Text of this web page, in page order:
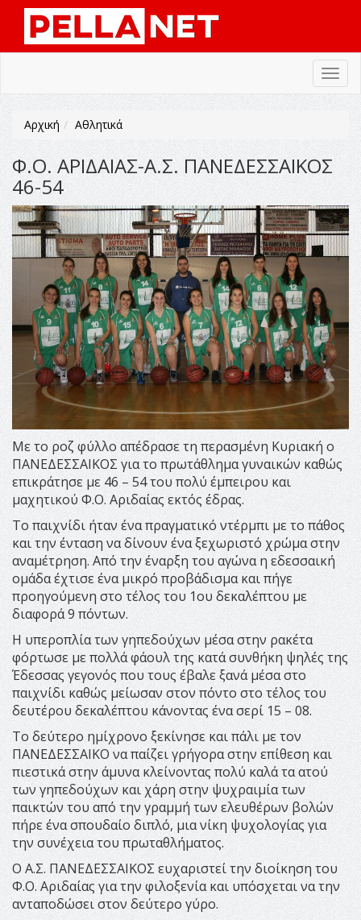
Αρχική Αθλητικά
Φ.Ο. ΑΡΙΔΑΙΑΣ-Α.Σ. ΠΑΝΕΔΕΣΣΑΙΚΟΣ
46-54
Με το ροζ φύλλο απέδρασε τη περασμένη Κυριακή ο
ΠΑΝΕΔΕΣΣΑΙΚΟΣ για το πρωτάθλημα γυναικών καθώς
επικράτησε με 46 – 54 του πολύ έμπειρου και
μαχητικού Φ.Ο. Αριδαίας εκτός έδρας.
Το παιχνίδι ήταν ένα πραγματικό ντέρμπι με το πάθος
και την ένταση να δίνουν ένα ξεχωριστό χρώμα στην
αναμέτρηση. Από την έναρξη του αγώνα η εδεσσαική
ομάδα έχτισε ένα μικρό προβάδισμα και πήγε
προηγούμενη στο τέλος του 1ου δεκαλέπτου με
διαφορά 9 πόντων.
Η υπεροπλία των γηπεδούχων μέσα στην ρακέτα
φόρτωσε με πολλά φάουλ της κατά συνθήκη ψηλές της
Έδεσσας γεγονός που τους έβαλε ξανά μέσα στο
παιχνίδι καθώς μείωσαν στον πόντο στο τέλος του
δευτέρου δεκαλέπτου κάνοντας ένα σερί 15 – 08.
Το δεύτερο ημίχρονο ξεκίνησε και πάλι με τον
ΠΑΝΕΔΕΣΣΑΙΚΟ να παίζει γρήγορα στην επίθεση και
πιεστικά στην άμυνα κλείνοντας πολύ καλά τα ατού
των γηπεδούχων και χάρη στην ψυχραιμία των
παικτών του από την γραμμή των ελευθέρων βολών
πήρε ένα σπουδαίο διπλό, μια νίκη ψυχολογίας για
την συνέχεια του πρωταθλήματος.
Ο Α.Σ. ΠΑΝΕΔΕΣΣΑΙΚΟΣ ευχαριστεί την διοίκηση του
Φ.Ο. Αριδαίας για την φιλοξενία και υπόσχεται να την
ανταποδώσει στον δεύτερο γύρο.